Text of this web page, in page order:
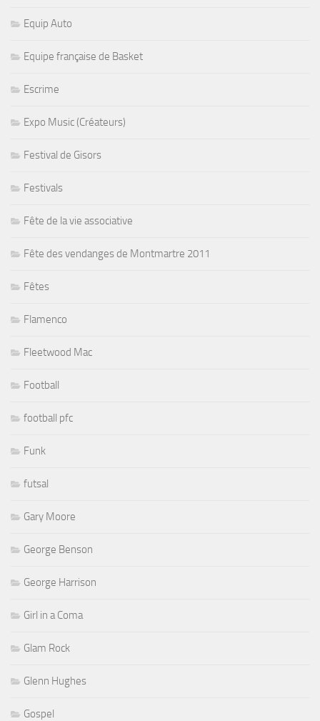
Equip Auto
Equipe française de Basket
Escrime
Expo Music (Créateurs)
Festival de Gisors
Festivals
Fête de la vie associative
Fête des vendanges de Montmartre 2011
Fêtes
Flamenco
Fleetwood Mac
Football
football pfc
Funk
futsal
Gary Moore
George Benson
George Harrison
Girl in a Coma
Glam Rock
Glenn Hughes
Gospel